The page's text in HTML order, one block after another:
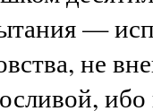
—
не
ибо